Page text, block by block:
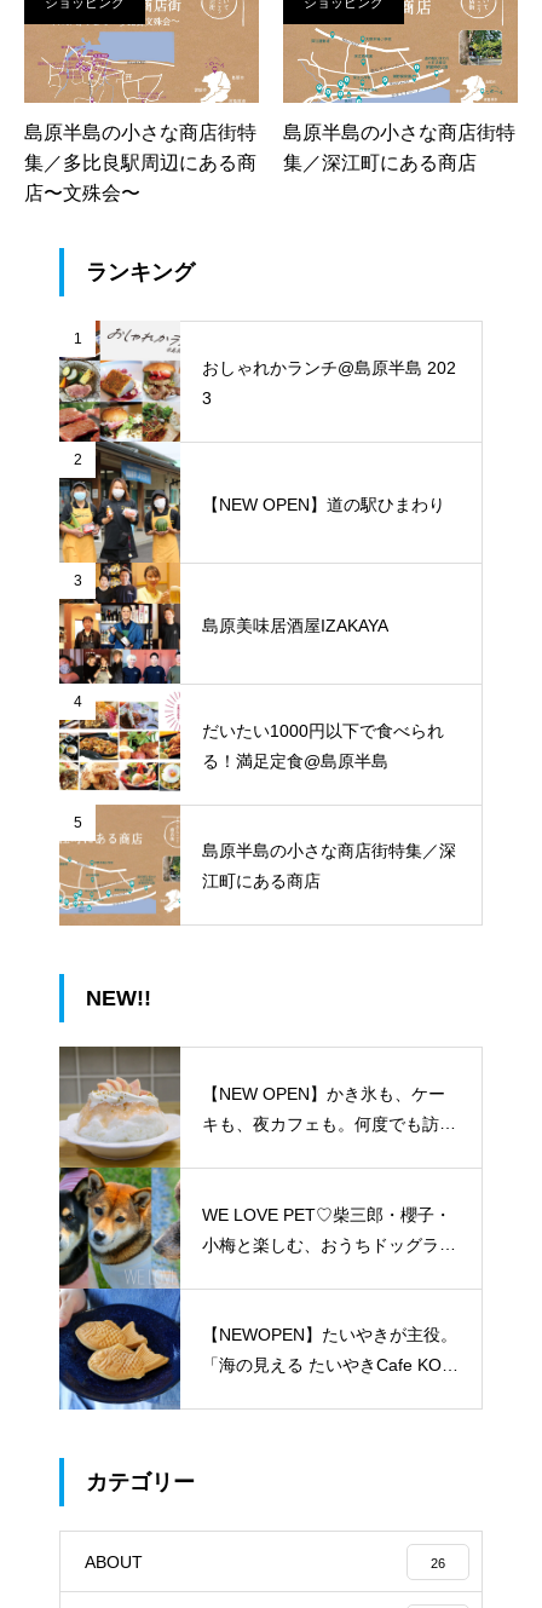
島原半島の小さな商店街特
集／多比良駅周辺にある商
店〜文殊会〜
島原半島の小さな商店街特
集／深江町にある商店
ランキング
1
おしゃれかランチ@島原半島 202
3
2
【NEW OPEN】道の駅ひまわり
3
島原美味居酒屋IZAKAYA
4
だいたい1000円以下で食べられ
る！満足定食@島原半島
5
島原半島の小さな商店街特集／深
江町にある商店
NEW!!
【NEW OPEN】かき氷も、ケー
キも、夜カフェも。何度でも訪れ
WE LOVE PET♡柴三郎・櫻子・
小梅と楽しむ、おうちドッグラン
【NEWOPEN】たいやきが主役。
「海の見える たいやきCafe KOM
カテゴリー
ABOUT 26